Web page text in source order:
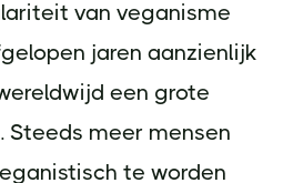
van veganisme
jaren aanzienlijk
een grote
Steeds meer mensen
te worden